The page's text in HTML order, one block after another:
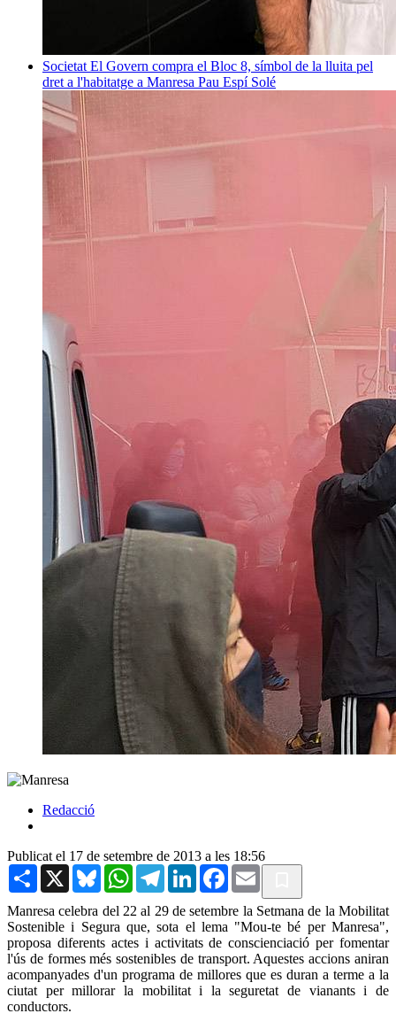
Societat El Govern compra el Bloc 8, símbol de la lluita pel
dret a l'habitatge a Manresa Pau Espí Solé
Redacció
Publicat el 17 de setembre de 2013 a les 18:56
Share X BlueskyWhatsAppTelegramLinkedInFacebook
Email
Manresa celebra del 22 al 29 de setembre la Setmana de la Mobilitat
Sostenible i Segura que, sota el lema "Mou-te bé per Manresa",
proposa diferents actes i activitats de conscienciació per fomentar
l'ús de formes més sostenibles de transport. Aquestes accions aniran
acompanyades d'un programa de millores que es duran a terme a la
ciutat per millorar la mobilitat i la seguretat de vianants i de
conductors.